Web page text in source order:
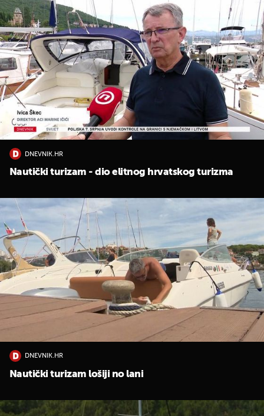
DNEVNIK.HR
Nautički turizam - dio elitnog hrvatskog turizma
DNEVNIK.HR
Nautički turizam lošiji no lani
UKLJUČITE NOTIFIKACIJE